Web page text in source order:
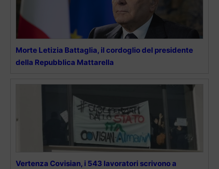
Morte Letizia Battaglia, il cordoglio del presidente
della Repubblica Mattarella
Vertenza Covisian, i 543 lavoratori scrivono a